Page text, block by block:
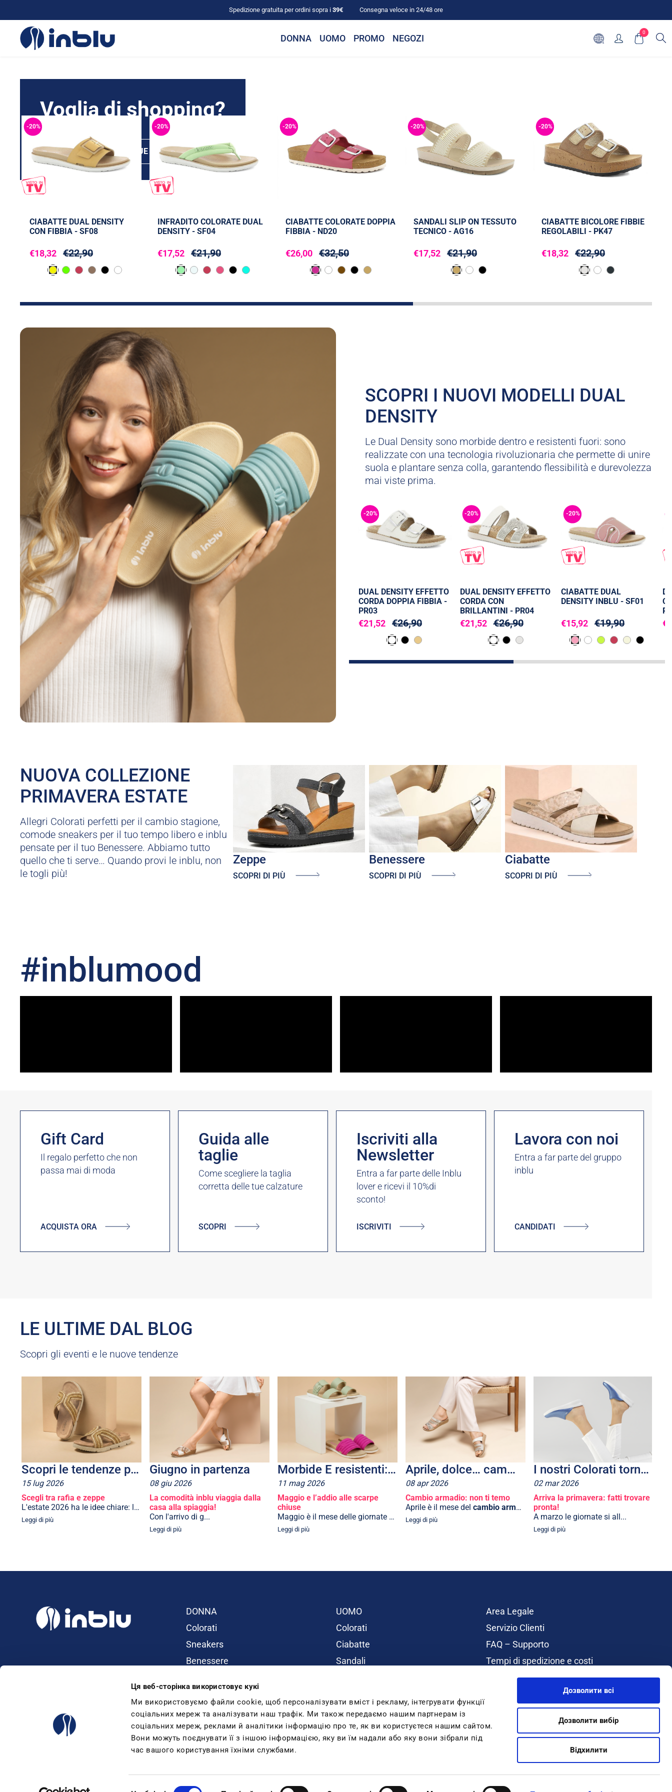
Ця веб-сторінка використовує кукі
Ми використовуємо файли cookie, щоб персоналізувати вміст і рекламу, інтегрувати функції
соціальних мереж та аналізувати наш трафік. Ми також передаємо нашим партнерам із
соціальних мереж, реклами й аналітики інформацію про те, як ви користуєтеся нашим сайтом.
Вони можуть поєднувати її з іншою інформацією, яку ви їм надали або яку вони зібрали під
час вашого користування їхніми службами.
Дозволити всі
Дозволити вибір
Відхилити
Spedizione gratuita per ordini sopra i 39€ Consegna veloce in 24/48 ore
DONNA UOMO PROMO NEGOZI
0
Voglia di shopping?
SCEGLI LE TUE INBLU
-20%
CIABATTE DUAL DENSITY
CON FIBBIA - SF08
€18,32 €22,90
-20%
INFRADITO COLORATE DUAL
DENSITY - SF04
€17,52 €21,90
-20%
CIABATTE COLORATE DOPPIA
FIBBIA - ND20
€26,00 €32,50
-20%
SANDALI SLIP ON TESSUTO
TECNICO - AG16
€17,52 €21,90
-20%
CIABATTE BICOLORE FIBBIE
REGOLABILI - PK47
€18,32 €22,90
SCOPRI I NUOVI MODELLI DUAL
DENSITY
Le Dual Density sono morbide dentro e resistenti fuori: sono
realizzate con una tecnologia rivoluzionaria che permette di unire
suola e plantare senza colla, garantendo flessibilità e durevolezza
mai viste prima.
-20%
DUAL DENSITY EFFETTO
CORDA DOPPIA FIBBIA -
PR03
€21,52 €26,90
-20%
DUAL DENSITY EFFETTO
CORDA CON
BRILLANTINI - PR04
€21,52 €26,90
-20%
CIABATTE DUAL
DENSITY INBLU - SF01
€15,92 €19,90
NUOVA COLLEZIONE
PRIMAVERA ESTATE
Allegri Colorati perfetti per il cambio stagione,
comode sneakers per il tuo tempo libero e inblu
pensate per il tuo Benessere. Abbiamo tutto
quello che ti serve… Quando provi le inblu, non
le togli più!
zeppe
SCOPRI DI PIÙ
benessere
SCOPRI DI PIÙ
ciabatte
SCOPRI DI PIÙ
#inblumood
Gift Card
Il regalo perfetto che non
passa mai di moda
ACQUISTA ORA
Guida alle
taglie
Come scegliere la taglia
corretta delle tue calzature
SCOPRI
Iscriviti alla
Newsletter
Entra a far parte delle Inblu
lover e ricevi il 10%di
sconto!
ISCRIVITI
Lavora con noi
Entra a far parte del gruppo
inblu
CANDIDATI
LE ULTIME DAL BLOG
Scopri gli eventi e le nuove tendenze
Scopri le tendenze più cool dell’estate 2026
15 lug 2026
Scegli tra rafia e zeppe
L'estate 2026 ha le idee chiare: le passerel...
Leggi di più
Giugno in partenza
08 giu 2026
La comodità inblu viaggia dalla
casa alla spiaggia!
Con l'arrivo di g...
Leggi di più
Morbide E resistenti: sono le Dual Density inblu
11 mag 2026
Maggio e l’addio alle scarpe
chiuse
Maggio è il mese delle giornate c...
Leggi di più
Aprile, dolce… camminare! Con la Linea Benessere di inblu
08 apr 2026
Cambio armadio: non ti temo
Aprile è il mese del cambio armadio e del...
Leggi di più
I nostri Colorati tornano in tv
02 mar 2026
Arriva la primavera: fatti trovare
pronta!
A marzo le giornate si all...
Leggi di più
DONNA
Colorati
Sneakers
Benessere
Dual Density
Infradito
Sandali
Zeppe
UOMO
Colorati
Ciabatte
Sandali
Inblu Blog
Lavora con noi
Area Legale
Servizio Clienti
FAQ – Supporto
Tempi di spedizione e costi
Rimborsi e Resi
About Inblu
Guida Taglie
Condor Trade srl - via Kennedy,46 - 25028 Verolanuova - BS - ITALY - C.F. e P.Iva 01540490982